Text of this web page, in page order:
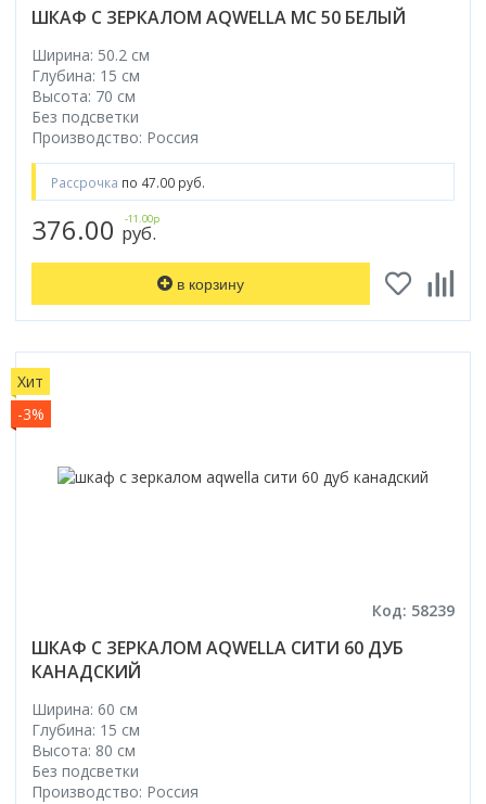
ШКАФ С ЗЕРКАЛОМ AQWELLA МС 50 БЕЛЫЙ
Ширина: 50.2 см
Глубина: 15 см
Высота: 70 см
Без подсветки
Производство: Россия
Рассрочка по 47.00 руб.
376.00 руб.
-11.00р
в корзину
Хит
-3%
Код: 58239
ШКАФ С ЗЕРКАЛОМ AQWELLA СИТИ 60 ДУБ
КАНАДСКИЙ
Ширина: 60 см
Глубина: 15 см
Высота: 80 см
Без подсветки
Производство: Россия